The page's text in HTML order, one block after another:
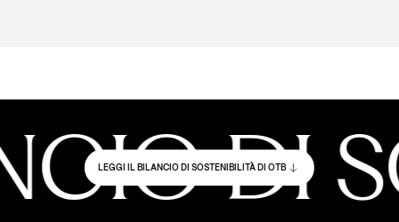
DI
LEGGI IL BILANCIO DI SOSTENIBILITÀ DI OTB